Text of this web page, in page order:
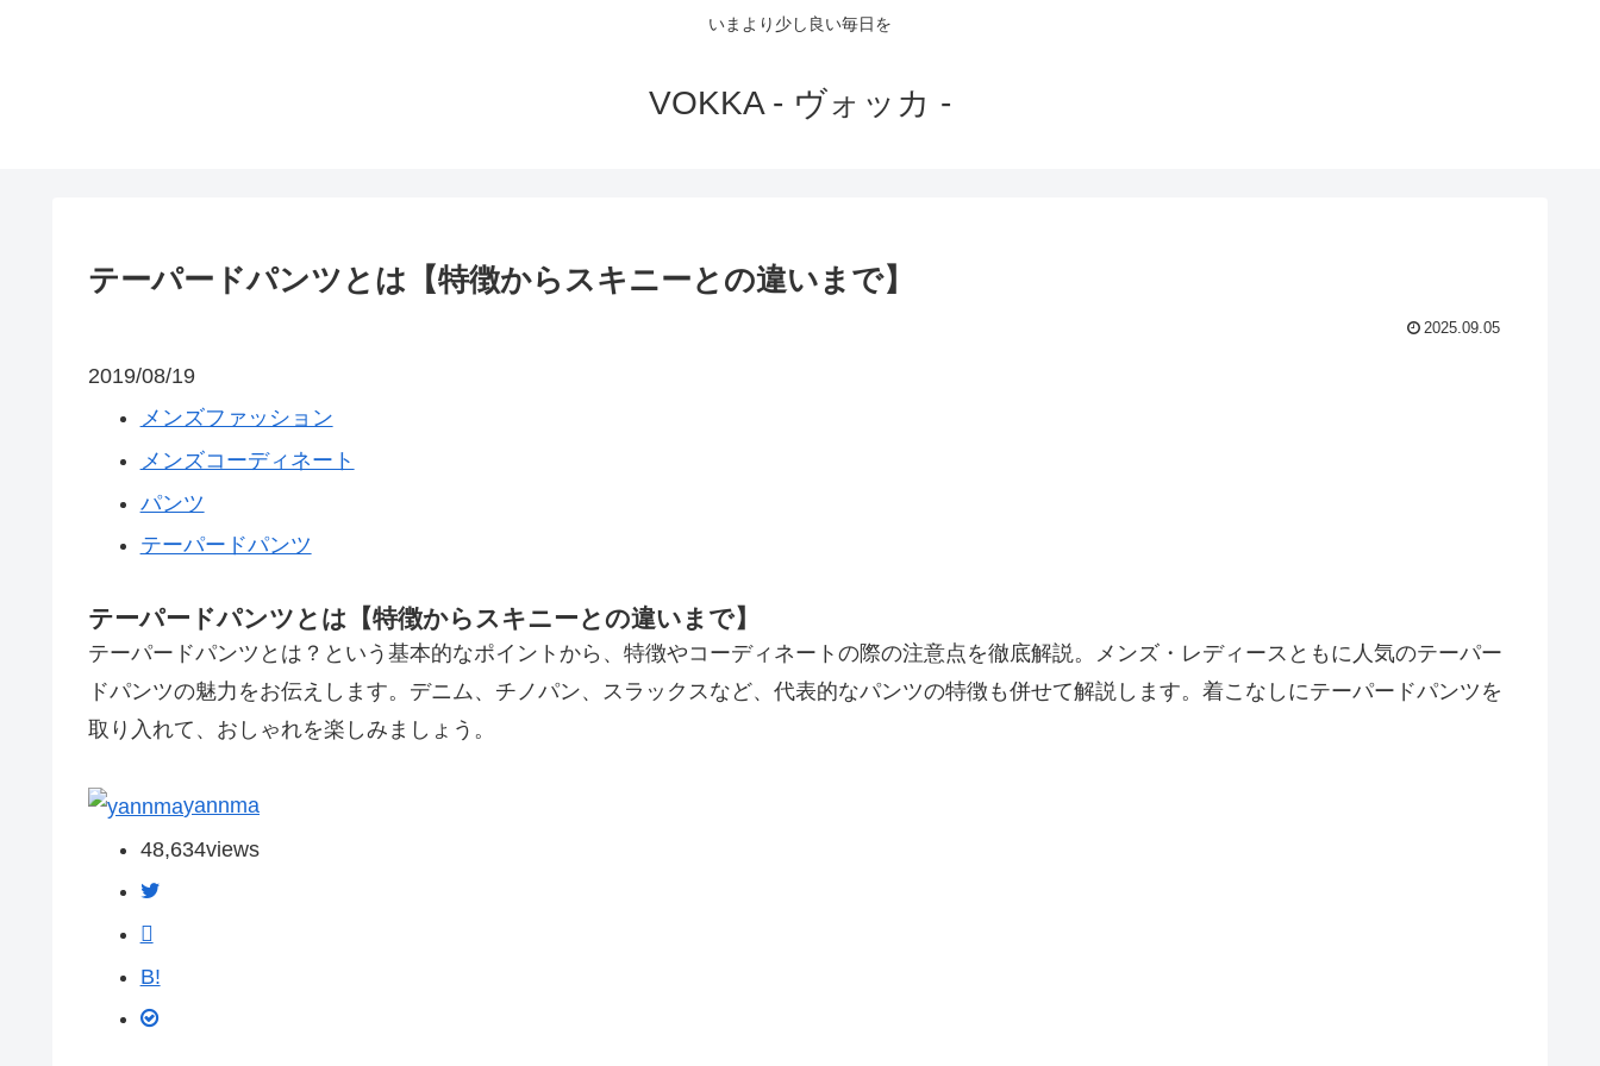
いまより少し良い毎日を
VOKKA - ヴォッカ -
テーパードパンツとは【特徴からスキニーとの違いまで】
2025.09.05
2019/08/19
メンズファッション
メンズコーディネート
パンツ
テーパードパンツ
テーパードパンツとは【特徴からスキニーとの違いまで】
テーパードパンツとは？という基本的なポイントから、特徴やコーディネートの際の注意点を徹底解説。メンズ・レディースともに人気のテーパー
ドパンツの魅力をお伝えします。デニム、チノパン、スラックスなど、代表的なパンツの特徴も併せて解説します。着こなしにテーパードパンツを
取り入れて、おしゃれを楽しみましょう。
yannma
48,634views
B!